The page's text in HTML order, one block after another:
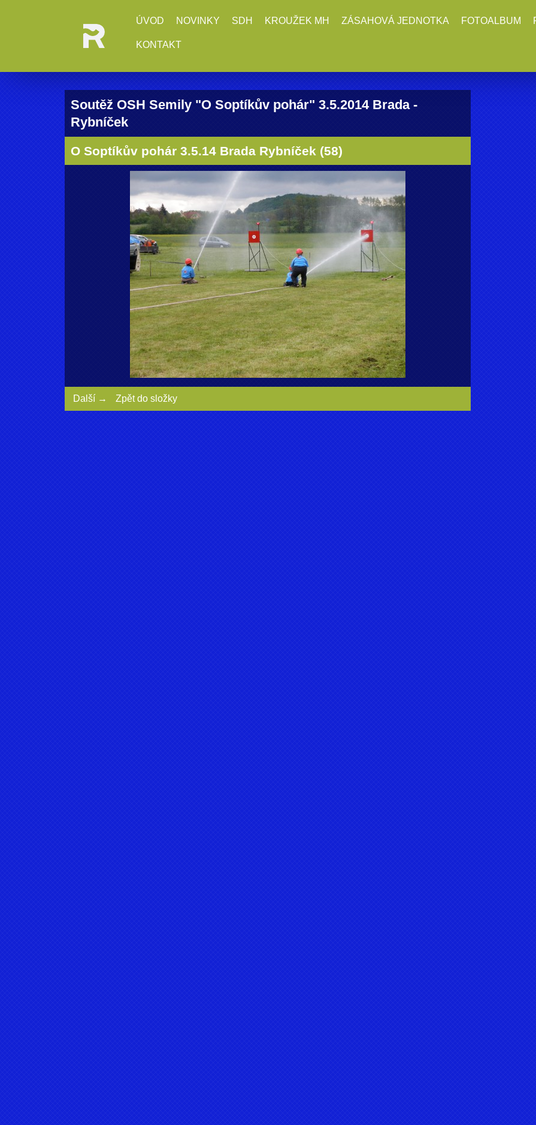
ÚVOD NOVINKY SDH KROUŽEK MH ZÁSAHOVÁ JEDNOTKA FOTOALBUM
KONTAKT
Soutěž OSH Semily "O Soptíkův pohár" 3.5.2014 Brada -
Rybníček
O Soptíkův pohár 3.5.14 Brada Rybníček (58)
Další → Zpět do složky